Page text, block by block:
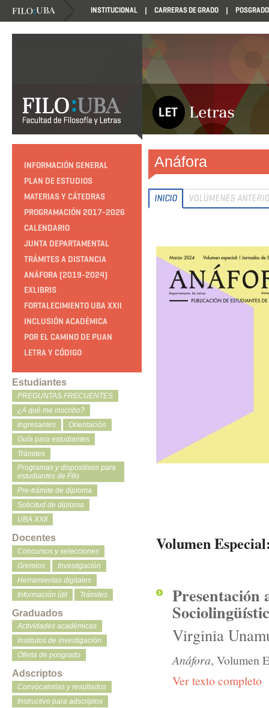
INSTITUCIONAL CARRERAS DE GRADO POSGRADO
INFORMACIÓN GENERAL
PLAN DE ESTUDIOS
MATERIAS Y CÁTEDRAS
PROGRAMACIÓN 2017-2026
CALENDARIO
JUNTA DEPARTAMENTAL
TRÁMITES A DISTANCIA
ANÁFORA (2019-2024)
EXLIBRIS
FORTALECIMIENTO UBA XXII
INCLUSIÓN ACADÉMICA
POR EL CAMINO DE PUAN
LETRA Y CÓDIGO
Estudiantes
PREGUNTAS FRECUENTES
¿A qué me inscribo?
Ingresantes
Orientación
Guía para estudiantes
Trámites
Programas y dispositivos para
estudiantes de Filo
Pre-trámite de diploma
Solicitud de diploma
UBA XXII
Docentes
Concursos y selecciones
Gremios
Investigación
Herramientas digitales
Información útil
Trámites
Graduados
Actividades académicas
Institutos de investigación
Oferta de posgrado
Adscriptos
Convocatorias y resultados
Instructivo para adscriptos
Anáfora
INICIO VOLÚMENES
Volumen
Presentación
Virginia
Anáfora, Volumen
Ver texto completo